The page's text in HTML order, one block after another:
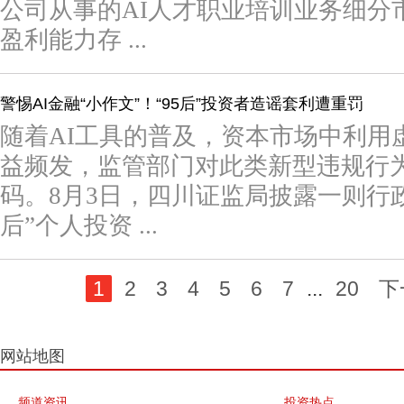
公司从事的AI人才职业培训业务细分
盈利能力存 ...
警惕AI金融“小作文”！“95后”投资者造谣套利遭重罚
随着AI工具的普及，资本市场中利用
益频发，监管部门对此类新型违规行
码。8月3日，四川证监局披露一则行
后”个人投资 ...
1 2 3 4 5 6 7 ... 20 下
网站地图